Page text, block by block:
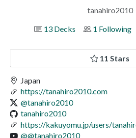
tanahiro2010
13 Decks
1 Following
11 Stars
Japan
https://tanahiro2010.com
@tanahiro2010
tanahiro2010
https://kakuyomu.jp/users/
@@tanahiro2010